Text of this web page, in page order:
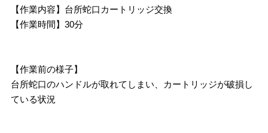
【作業内容】台所蛇口カートリッジ交換
【作業時間】30分
【作業前の様子】
台所蛇口のハンドルが取れてしまい、カートリッジが破損し
ている状況